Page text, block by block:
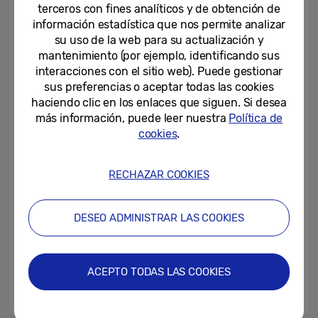
Samsung celebra la 16ª edición
de su encuentro anual de
desarrolladores, Samsung Dev...
14-11-2025
formar en Inteligencia Artificial...
05-11-2025
Samsung anuncia la 16ª edición
terceros con fines analíticos y de obtención de
información estadística que nos permite analizar
su uso de la web para su actualización y
mantenimiento (por ejemplo, identificando sus
interacciones con el sitio web). Puede gestionar
sus preferencias o aceptar todas las cookies
haciendo clic en los enlaces que siguen. Si desea
más información, puede leer nuestra Política de
cookies.
RECHAZAR COOKIES
DESEO ADMINISTRAR LAS COOKIES
ACEPTO TODAS LAS COOKIES